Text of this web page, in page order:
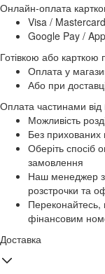
Онлайн-оплата
Visa / Mastercard
Google Pay /
Готівкою або карткою
Оплата у
Або при
Оплата частинами
Можливість
Без прихованих
Оберіть спосіб
замовлення
Наш менеджер
розстрочки та
Переконайтесь,
фінансовим
Доставка